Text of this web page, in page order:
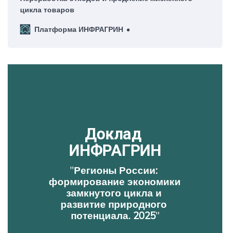
цикла товаров
Платформа ИНФРАГРИН
Доклад
ИНФРАГРИН
"Регионы России:
формирование экономики
замкнутого цикла и
развитие природного
потенциала. 2025"